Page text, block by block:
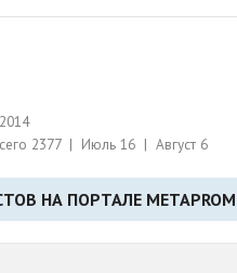
2377 | Июль 16 | Август 6
НА ПОРТАЛЕ